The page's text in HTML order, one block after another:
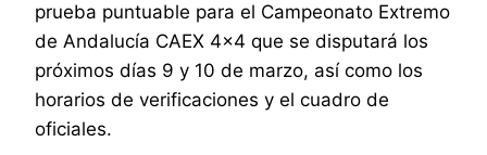
prueba puntuable para el Campeonato Extremo
de Andalucía CAEX 4×4 que se disputará los
próximos días 9 y 10 de marzo, así como los
horarios de verificaciones y el cuadro de
oficiales.